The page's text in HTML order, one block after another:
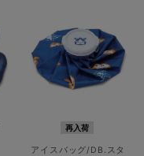
再入荷
アイスバッグ/DB.スタ